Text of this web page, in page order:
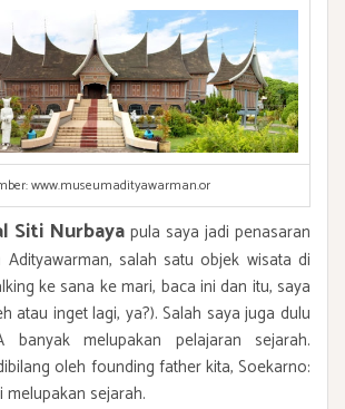
www.museumadityawarman.or
Siti Nurbayapula saya jadi penasaran
Adityawarman, salah satu objek wisata di
ke sana ke mari, baca ini dan itu, saya
atau inget lagi, ya?). Salah saya juga dulu
banyak melupakan pelajaran sejarah.
oleh founding father kita, Soekarno:
melupakan sejarah.